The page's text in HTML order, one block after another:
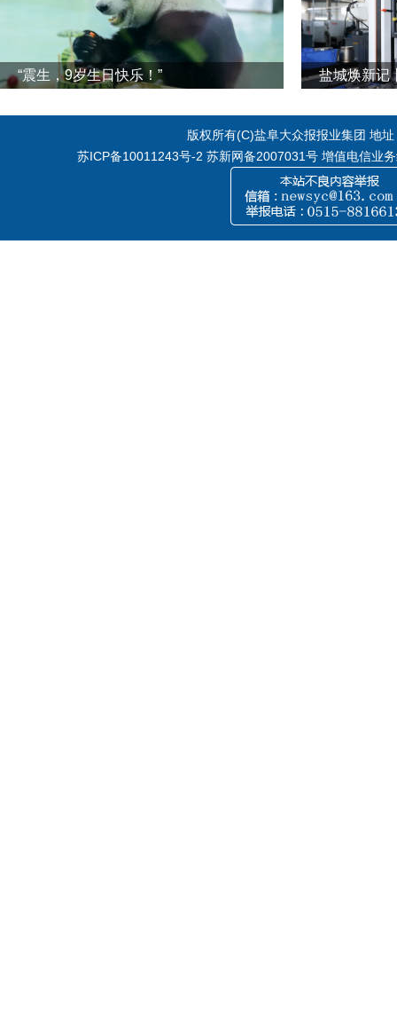
“震生，9岁生日快乐！”
版权所有(C)盐阜大众报报业集团 地
苏ICP备10011243号-2 苏新网备2007031号 增值电信业